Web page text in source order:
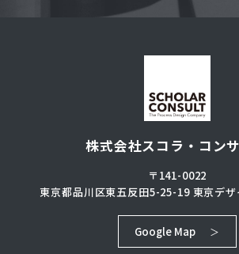
株式会社スコラ・コン
〒141-0022
東京都品川区東五反田5-25-19東京デザ
Google Map